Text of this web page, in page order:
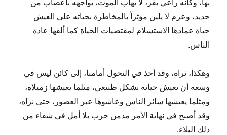
بها، وكأنه راعي بقر، لا يهاب الموت، يواجهه بأعصاب من
حديد، وعزم لا يلين مؤثراً بالمخاطرة بحياته على العيش
حياة عمادها الاستسلام لمقتضيات الحياة كما ألفها عادة
الناس.
وهكذا، نراه، وقد أخذ في التحول أمامنا، إلى كائن ليس في
وسعه أن يعيش حياته بشكل طبيعي، مثلما يعيشها زميلاه،
ومثلما يعيشها سائر الناس وعاشوها عبر العصور، حتى نراه،
وقد أصبح في نهاية الأمر مدمن حرب بلا أمل في شفاء من
ذلك البلاء.